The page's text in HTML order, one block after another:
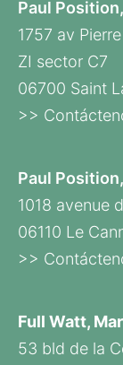
Paul
1757 av
ZI sector C7
06700 Saint
>>
Paul
1018 avenue
06110 Le
>>
Full Watt,
53 bld de la